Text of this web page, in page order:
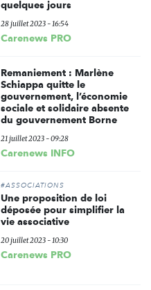
quelques jours
28 juillet 2023 - 16:54
Carenews PRO
Remaniement : Marlène
Schiappa quitte le
gouvernement, l’économie
sociale et solidaire absente
du gouvernement Borne
21 juillet 2023 - 09:28
Carenews INFO
#ASSOCIATIONS
Une proposition de loi
déposée pour simplifier la
vie associative
20 juillet 2023 - 10:30
Carenews PRO